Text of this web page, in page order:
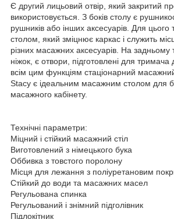
Є другий лицьовий отвір, який закритий
використовується. З боків столу є
рушників або інших аксесуарів. Для цього
столом, який зміцнює каркас і служить
різних масажних аксесуарів. На задньому
ніжок, є отвори, підготовлені для тримача
всім цим функціям стаціонарний
Stacy є ідеальним масажним столом для
масажного кабінету.
Технічні параметри:
Міцний і стійкий масажний стіл
Виготовлений з німецького бука
Оббивка з товстого поролону
Місця для лежання з поліуретановим
Стійкий до води та масажних масел
Регульована спинка
Регульований і знімний підголівник
Підлокітник